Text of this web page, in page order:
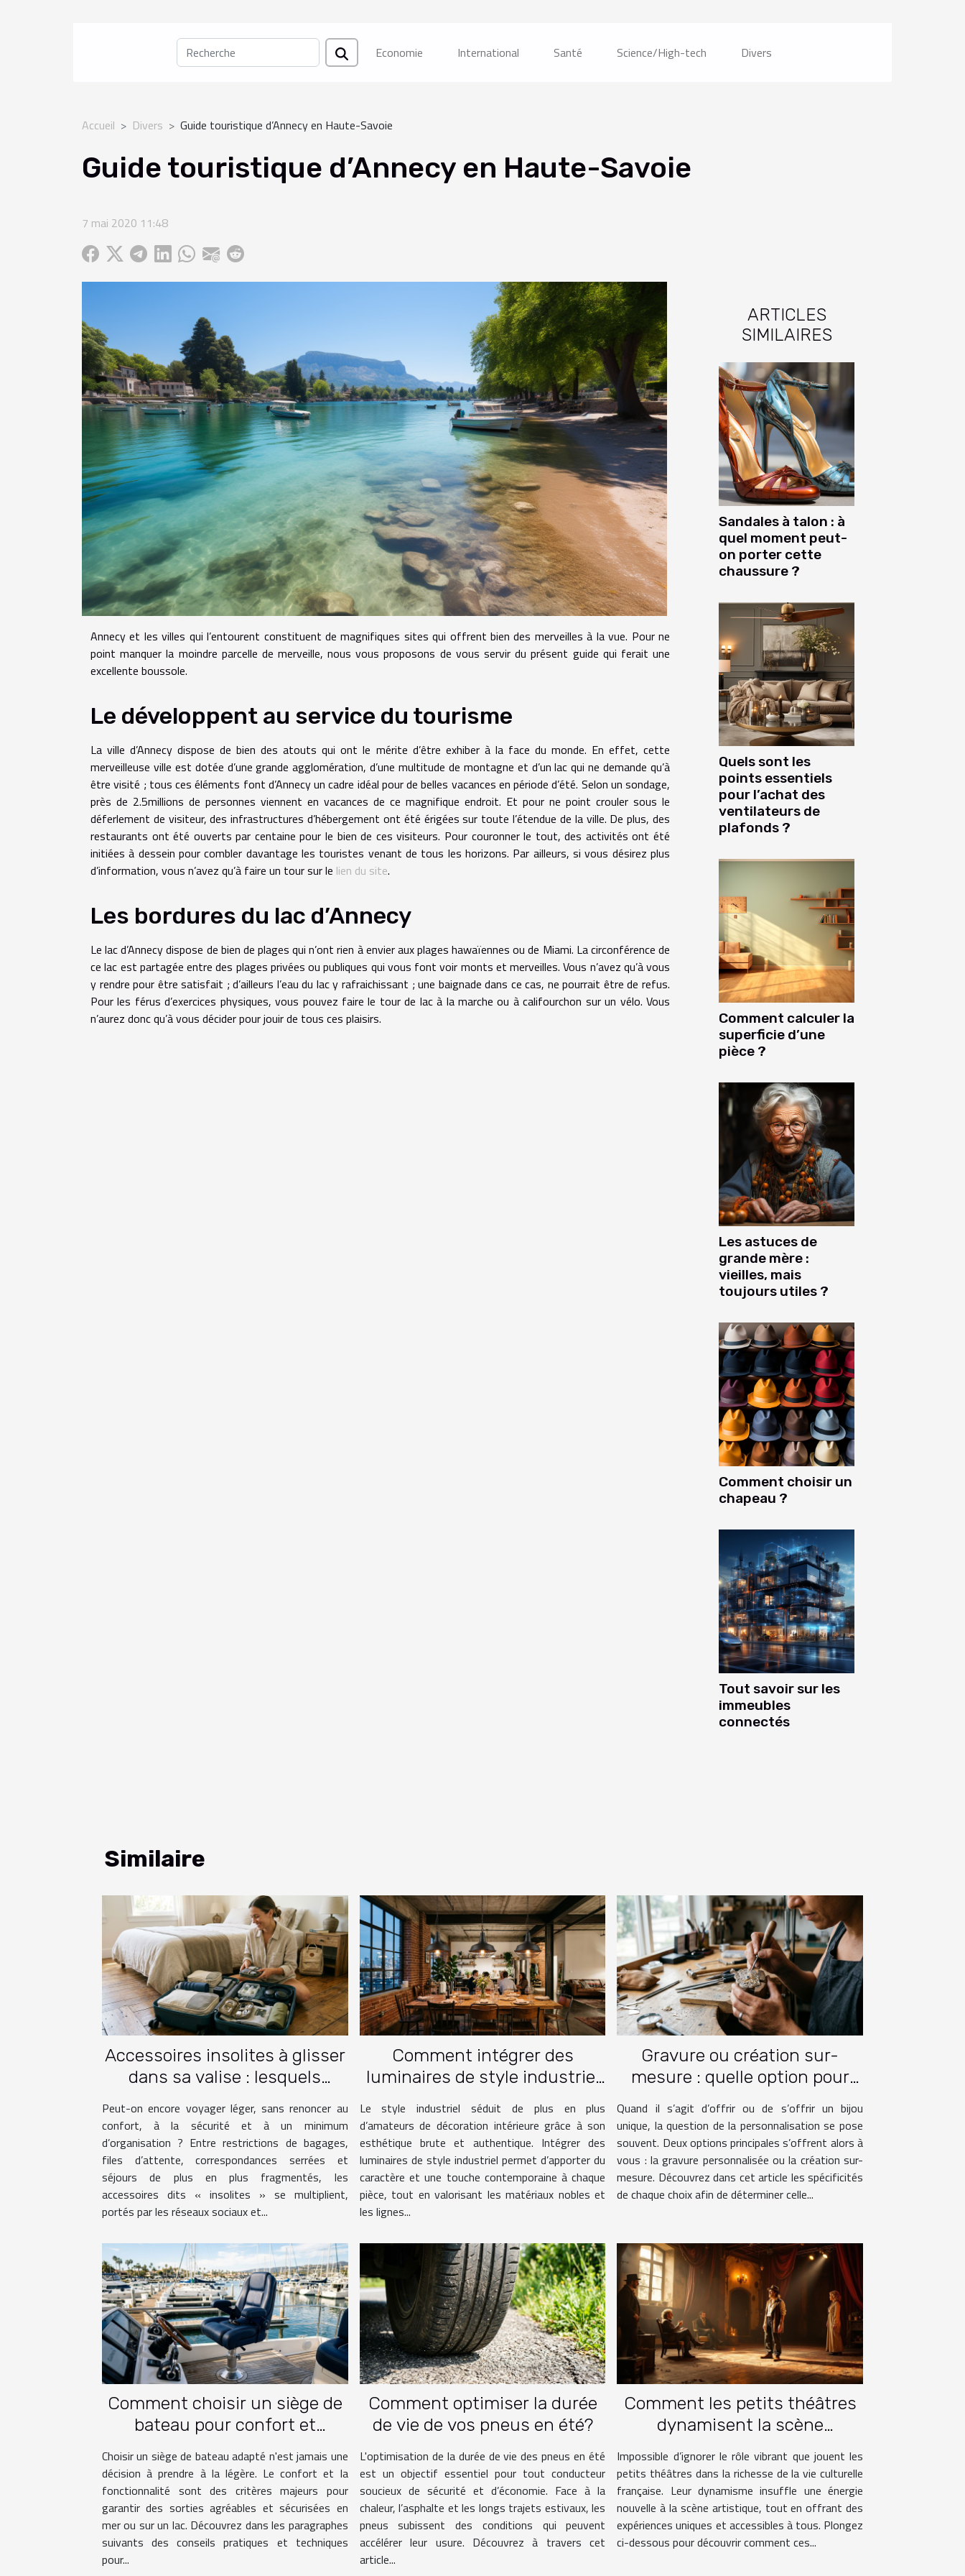
Economie International Santé Science/High-tech Divers
Accueil Divers Guide touristique d’Annecy en Haute-Savoie
Guide touristique d’Annecy en Haute-Savoie
7 mai 2020 11:48
Annecy et les villes qui l’entourent constituent de magnifiques sites qui offrent bien des merveilles à la vue. Pour ne
point manquer la moindre parcelle de merveille, nous vous proposons de vous servir du présent guide qui ferait une
excellente boussole.
Le développent au service du tourisme
La ville d’Annecy dispose de bien des atouts qui ont le mérite d’être exhiber à la face du monde. En effet, cette
merveilleuse ville est dotée d’une grande agglomération, d’une multitude de montagne et d’un lac qui ne demande qu’à
être visité ; tous ces éléments font d’Annecy un cadre idéal pour de belles vacances en période d’été. Selon un sondage,
près de 2.5millions de personnes viennent en vacances de ce magnifique endroit. Et pour ne point crouler sous le
déferlement de visiteur, des infrastructures d’hébergement ont été érigées sur toute l’étendue de la ville. De plus, des
restaurants ont été ouverts par centaine pour le bien de ces visiteurs. Pour couronner le tout, des activités ont été
initiées à dessein pour combler davantage les touristes venant de tous les horizons. Par ailleurs, si vous désirez plus
d’information, vous n’avez qu’à faire un tour sur le lien du site.
Les bordures du lac d’Annecy
Le lac d’Annecy dispose de bien de plages qui n’ont rien à envier aux plages hawaïennes ou de Miami. La circonférence de
ce lac est partagée entre des plages privées ou publiques qui vous font voir monts et merveilles. Vous n’avez qu’à vous
y rendre pour être satisfait ; d’ailleurs l’eau du lac y rafraichissant ; une baignade dans ce cas, ne pourrait être de refus.
Pour les férus d’exercices physiques, vous pouvez faire le tour de lac à la marche ou à califourchon sur un vélo. Vous
n’aurez donc qu’à vous décider pour jouir de tous ces plaisirs.
ARTICLES
SIMILAIRES
Sandales à talon : à
quel moment peut-
on porter cette
chaussure ?
Quels sont les
points essentiels
pour l’achat des
ventilateurs de
plafonds ?
Comment calculer la
superficie d’une
pièce ?
Les astuces de
grande mère :
vieilles, mais
toujours utiles ?
Comment choisir un
chapeau ?
Tout savoir sur les
immeubles
connectés
Similaire
Accessoires insolites à glisser
dans sa valise : lesquels
facilitent vraiment le voyage ?
Peut-on encore voyager léger, sans renoncer au
confort, à la sécurité et à un minimum
d’organisation ? Entre restrictions de bagages,
files d’attente, correspondances serrées et
séjours de plus en plus fragmentés, les
accessoires dits « insolites » se multiplient,
portés par les réseaux sociaux et...
Comment intégrer des
luminaires de style industriel
dans votre intérieur ?
Le style industriel séduit de plus en plus
d’amateurs de décoration intérieure grâce à son
esthétique brute et authentique. Intégrer des
luminaires de style industriel permet d’apporter du
caractère et une touche contemporaine à chaque
pièce, tout en valorisant les matériaux nobles et
les lignes...
Gravure ou création sur-
mesure : quelle option pour
Quand il s’agit d’offrir ou de s’offrir un bijou
unique, la question de la personnalisation se pose
souvent. Deux options principales s’offrent alors à
vous : la gravure personnalisée ou la création sur-
mesure. Découvrez dans cet article les spécificités
de chaque choix afin de déterminer celle...
Comment choisir un siège de
bateau pour confort et
fonctionnalité?
Choisir un siège de bateau adapté n'est jamais une
décision à prendre à la légère. Le confort et la
fonctionnalité sont des critères majeurs pour
garantir des sorties agréables et sécurisées en
mer ou sur un lac. Découvrez dans les paragraphes
suivants des conseils pratiques et techniques
pour...
Comment optimiser la durée
de vie de vos pneus en été?
L'optimisation de la durée de vie des pneus en été
est un objectif essentiel pour tout conducteur
soucieux de sécurité et d’économie. Face à la
chaleur, l’asphalte et les longs trajets estivaux, les
pneus subissent des conditions qui peuvent
accélérer leur usure. Découvrez à travers cet
article...
Comment les petits théâtres
dynamisent la scène
Impossible d’ignorer le rôle vibrant que jouent les
petits théâtres dans la richesse de la vie culturelle
française. Leur dynamisme insuffle une énergie
nouvelle à la scène artistique, tout en offrant des
expériences uniques et accessibles à tous. Plongez
ci-dessous pour découvrir comment ces...